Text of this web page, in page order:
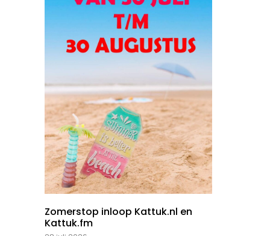
Zomerstop inloop Kattuk.nl en
Kattuk.fm